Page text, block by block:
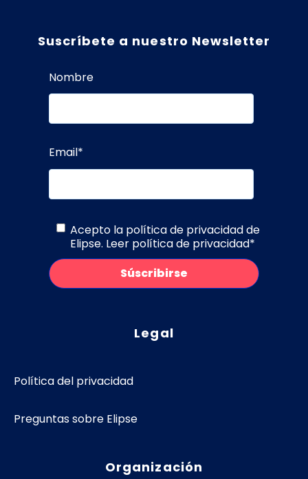
Suscríbete a nuestro Newsletter
Nombre
Email*
Acepto la política de privacidad de
Elipse. Leer política de privacidad*
Legal
Política del privacidad
Preguntas sobre Elipse
Organización